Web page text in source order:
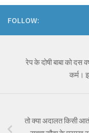
FOLLOW:
रेप के दोषी बाबा को दस
कर्म।
तो क्या अदालत किसी